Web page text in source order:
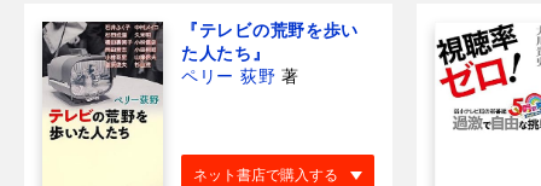
『テレビの荒野を歩い
た人たち』
ペリー 荻野 著
ネット書店で購入する